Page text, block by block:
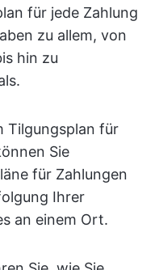
für jede Zahlung
zu allem, von
hin zu
Tilgungsplan für
Sie
für Zahlungen
Ihrer
an einem Ort.